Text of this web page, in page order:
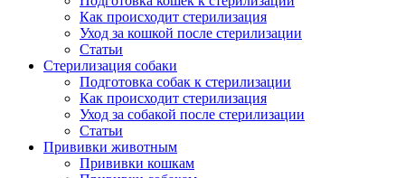
Как происходит стерилизация
Уход за кошкой после стерилизации
Статьи
Стерилизация собаки
Подготовка собак к стерилизации
Как происходит стерилизация
Уход за собакой после стерилизации
Статьи
Прививки животным
Прививки кошкам